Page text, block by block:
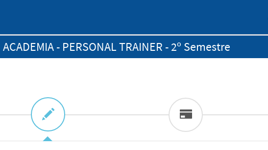
ACADEMIA - PERSONAL TRAINER - 2º Semestre